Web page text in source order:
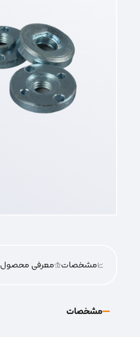
مشخصات معرفی محصول
مشخصات